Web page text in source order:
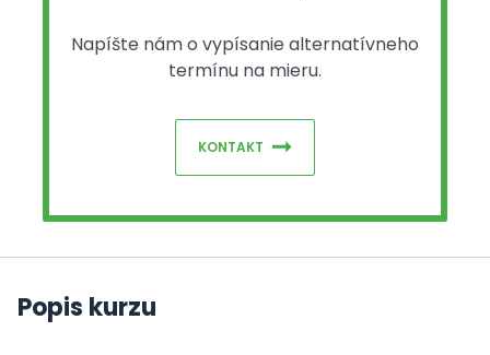
Napíšte nám o vypísanie alternatívneho
termínu na mieru.
KONTAKT
Popis kurzu